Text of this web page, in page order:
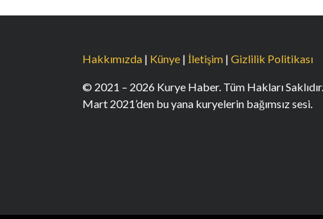
Hakkımızda | Künye | İletişim | Gizlilik Politikası
© 2021 – 2026 Kurye Haber. Tüm Hakları Saklıdır.
Mart 2021’den bu yana kuryelerin bağımsız sesi.